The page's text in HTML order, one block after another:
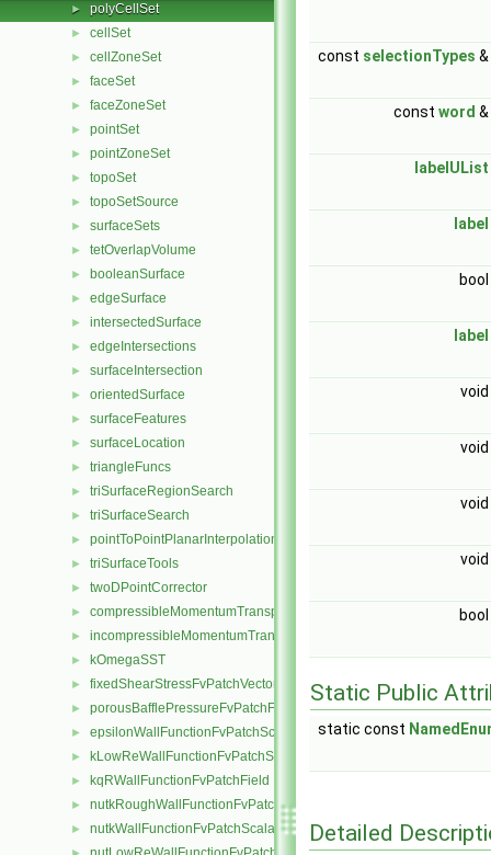
► polyCellSet
► cellSet
► cellZoneSet
► faceSet
► faceZoneSet
► pointSet
► pointZoneSet
► topoSet
► topoSetSource
► surfaceSets
► tetOverlapVolume
► booleanSurface
► edgeSurface
► intersectedSurface
► edgeIntersections
► surfaceIntersection
► orientedSurface
► surfaceFeatures
► surfaceLocation
► triangleFuncs
► triSurfaceRegionSearch
► triSurfaceSearch
► pointToPointPlanarInterpolation
► triSurfaceTools
► twoDPointCorrector
► compressibleMomentumTransportModel
► incompressibleMomentumTransportModel
► kOmegaSST
► fixedShearStressFvPatchVectorField
► porousBafflePressureFvPatchField
► epsilonWallFunctionFvPatchScalarField
► kLowReWallFunctionFvPatchScalarField
► kqRWallFunctionFvPatchField
► nutkRoughWallFunctionFvPatchScalarField
► nutkWallFunctionFvPatchScalarField
const selectionTypes &
const word &
labelUList
label
bool
label
void
void
void
void
bool
Static Public
static const
Detailed